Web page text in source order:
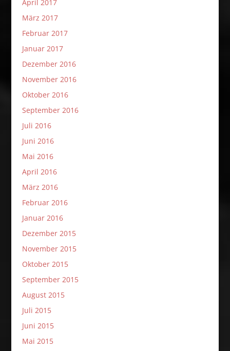
April 2017
März 2017
Februar 2017
Januar 2017
Dezember 2016
November 2016
Oktober 2016
September 2016
Juli 2016
Juni 2016
Mai 2016
April 2016
März 2016
Februar 2016
Januar 2016
Dezember 2015
November 2015
Oktober 2015
September 2015
August 2015
Juli 2015
Juni 2015
Mai 2015